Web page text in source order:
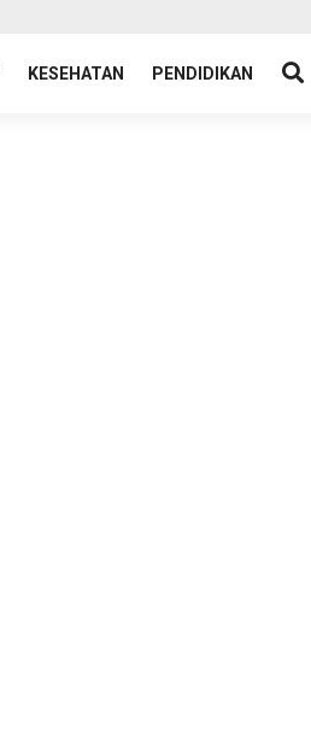
KESEHATAN PENDIDIKAN